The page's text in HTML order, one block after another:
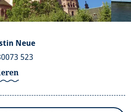
Neue
523